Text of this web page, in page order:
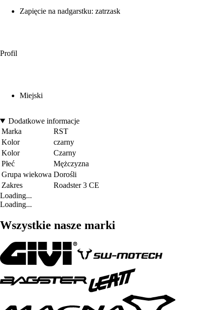
Zapięcie na nadgarstku: zatrzask
Profil
Miejski
Dodatkowe informacje
Marka
RST
Kolor
czarny
Kolor
Czarny
Płeć
Mężczyzna
Grupa wiekowa Dorośli
Zakres
Roadster 3 CE
Loading...
Loading...
Wszystkie nasze marki